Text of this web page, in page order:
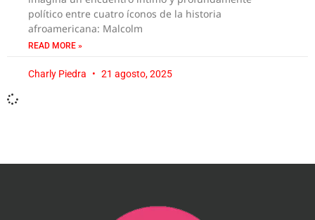
político entre cuatro íconos de la historia
afroamericana: Malcolm
READ MORE »
Charly Piedra 21 agosto, 2025